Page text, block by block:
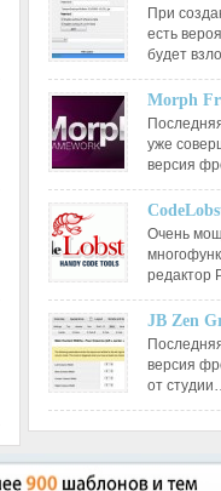
При
есть
будет
Morph
уже
версия
Очень
редактор
JB Zen
версия
от